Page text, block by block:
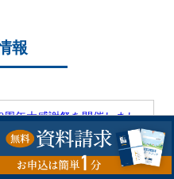
報
周年大感謝祭を開催しまし
周年記念大感謝祭開催のお